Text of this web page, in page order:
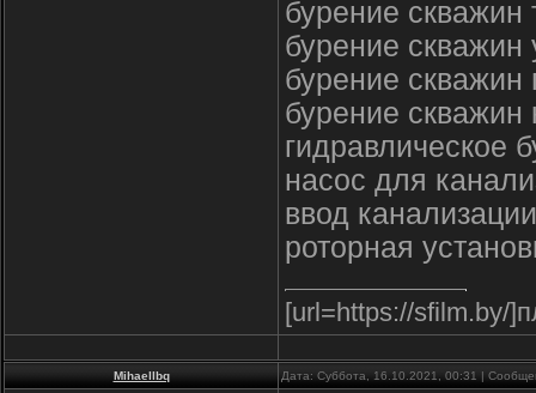
бурение
бурение скважин
бурение скважин
бурение скважин
гидравлическое
насос для
ввод
роторная
[url=https://sfilm.by/
Mihaellbq Дата: Суббота, 16.10.2021, 00:31 |